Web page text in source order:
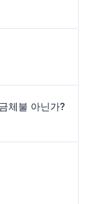
체불 아닌가?